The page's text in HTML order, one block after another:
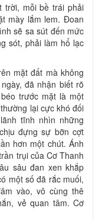
trời, mỗi bề trái phải
mày lắm lem. Đoan
sẽ sa sút đến mức
sót, phải làm hổ lạc
mặt đất mà không
đã nhận biết rõ
trước mặt là một
lại cực khó đối
tĩnh nhìn những
đựng sự bỡn cợt
hơn một chút. Ánh
trụi của Cơ Thanh
sâu đan xen khắp
một số đã rắc muối,
vào, vô cùng thê
vẻ quan tâm. Cơ